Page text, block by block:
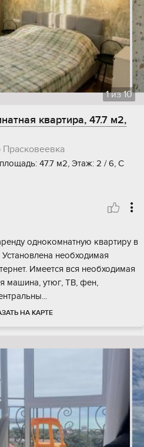
1из10
квартира, 47.7 м2,
Прасковеевка
47.7 м2, Этаж: 2 / 6, С
однокомнатную квартиру в
необходимая
Имеется вся необходимая
машина, утюг, ТВ, фен,
НА КАРТЕ